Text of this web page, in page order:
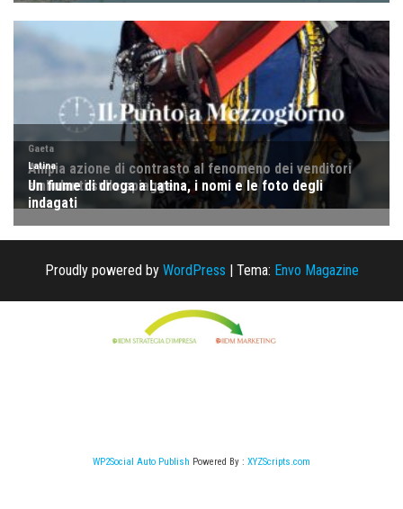
Proudly powered by WordPress | Tema: Envo Magazine
WP2Social Auto Publish Powered By : XYZScripts.com